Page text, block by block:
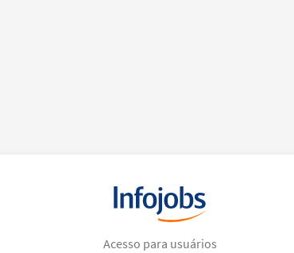
Acesso para usuários